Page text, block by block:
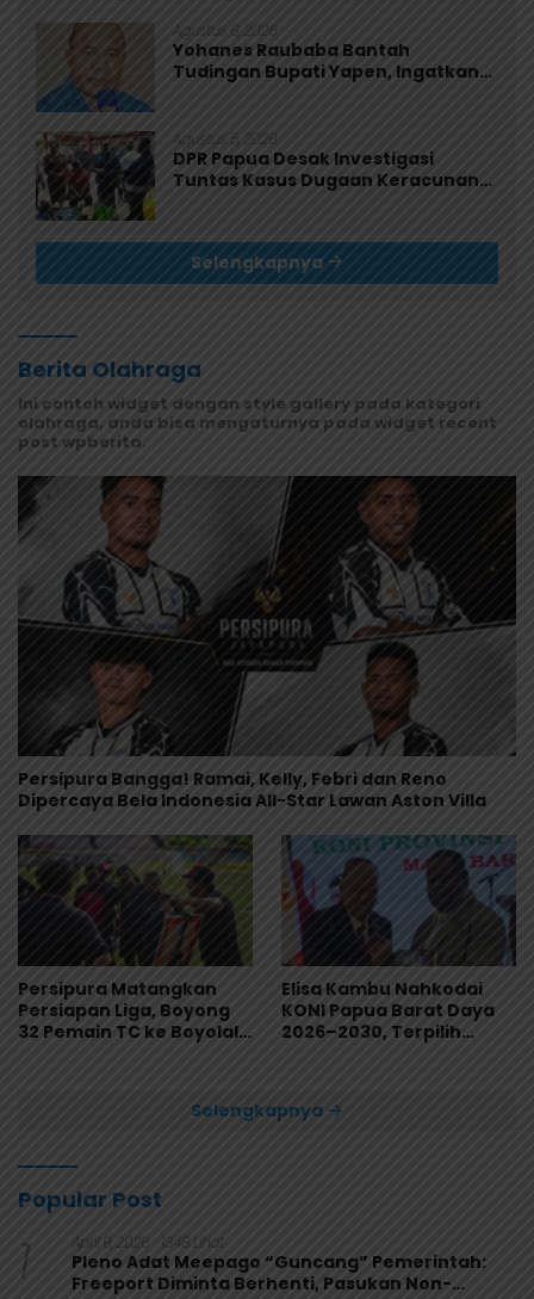
Agustus 6, 2026
Yohanes Raubaba Bantah
Tudingan Bupati Yapen, Ingatkan
Agustus 5, 2026
DPR Papua Desak Investigasi
Tuntas Kasus Dugaan Keracunan
Selengkapnya
Berita Olahraga
Ini contoh widget dengan style gallery pada kategori
olahraga, anda bisa mengaturnya pada widget recent
post wpberita.
Persipura Bangga! Ramai, Kelly, Febri dan Reno
Dipercaya Bela Indonesia All-Star Lawan Aston Villa
Persipura Matangkan
Persiapan Liga, Boyong
32 Pemain TC ke Boyolali
Elisa Kambu Nahkodai
KONI Papua Barat Daya
2026–2030, Terpilih
Selengkapnya
Popular Post
1 April 9, 2026 1348 Lihat
Pleno Adat Meepago “Guncang” Pemerintah:
Freeport Diminta Berhenti, Pasukan Non-